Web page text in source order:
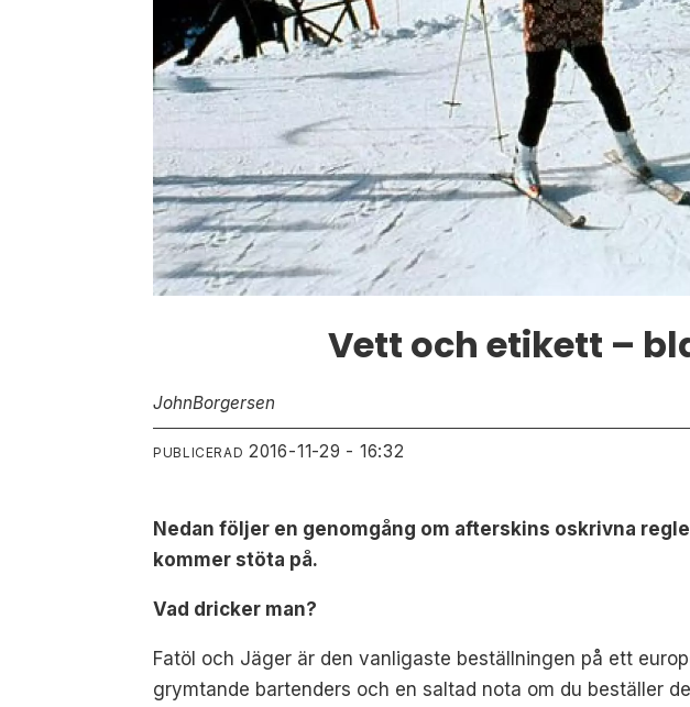
Vett och etikett –
JohnBorgersen
PUBLICERAD 2016-11-29 - 16:32
Nedan följer en genomgång om afterskins oskrivna
kommer stöta på.
Vad dricker man?
Fatöl och Jäger är den vanligaste beställningen på ett
grymtande bartenders och en saltad nota om du beställer